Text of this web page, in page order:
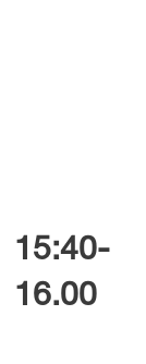
15:40-
16.00